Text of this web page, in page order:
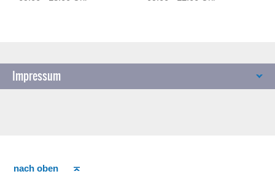
Impressum
nach oben